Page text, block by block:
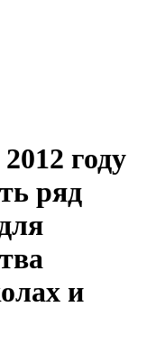
году
ряд
и